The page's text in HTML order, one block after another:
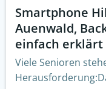
Smartphone
Auenwald,
einfach erklärt
Viele Senioren